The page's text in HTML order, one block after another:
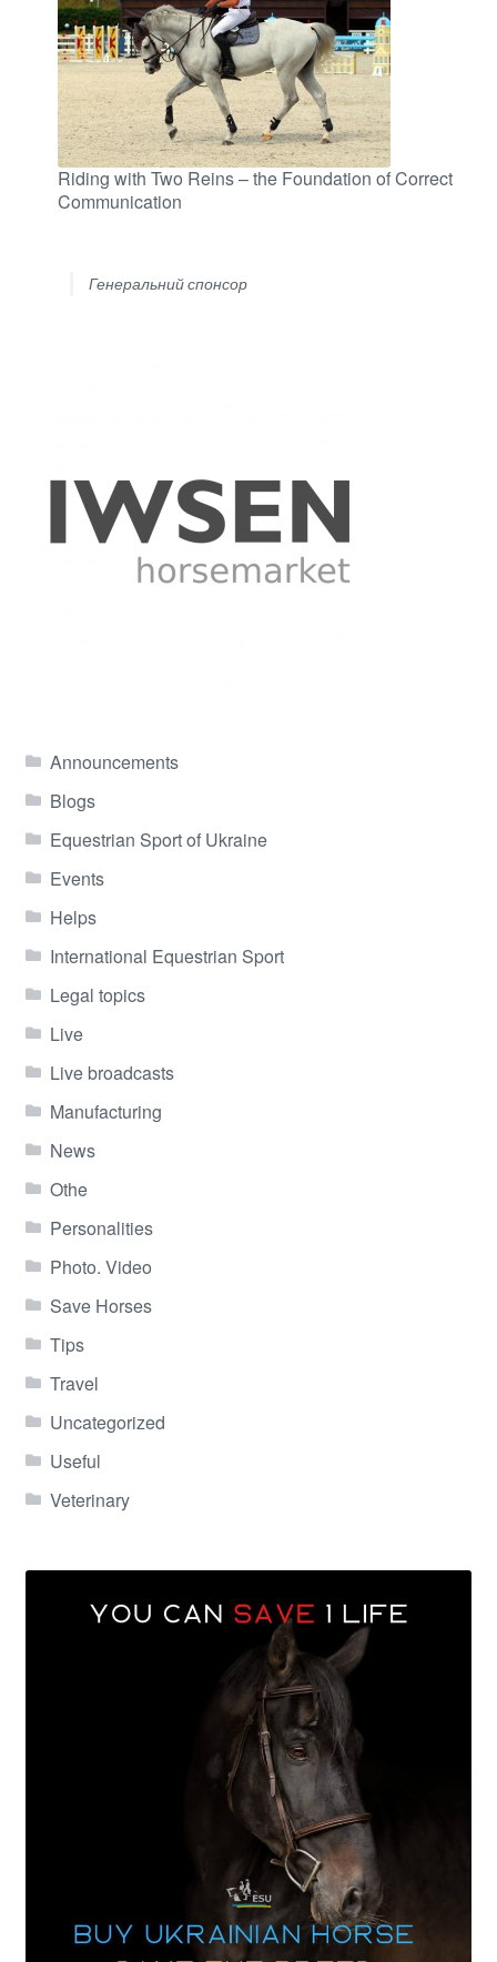
Riding with Two Reins – the Foundation of Correct
Communication
Генеральний спонсор
Announcements
Blogs
Equestrian Sport of Ukraine
Events
Helps
International Equestrian Sport
Legal topics
Live
Live broadcasts
Manufacturing
News
Othe
Personalities
Photo. Video
Save Horses
Tips
Travel
Uncategorized
Useful
Veterinary